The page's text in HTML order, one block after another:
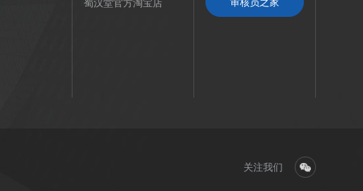
蜀汉堂官方淘宝店 审核员之家
关注我们